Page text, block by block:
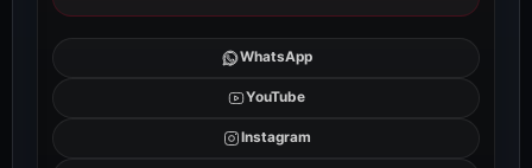
WhatsApp
YouTube
Instagram